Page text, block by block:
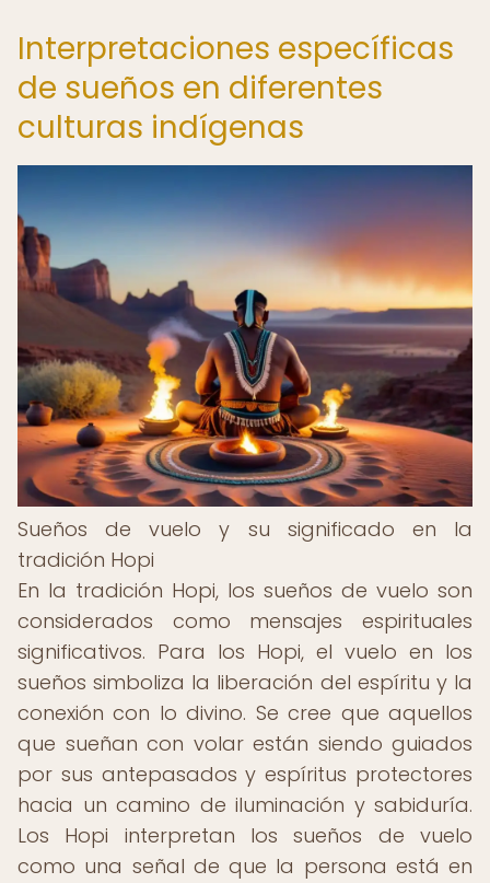
Interpretaciones específicas
de sueños en diferentes
culturas indígenas
Sueños de vuelo y su significado en la
tradición Hopi
En la tradición Hopi, los sueños de vuelo son
considerados como mensajes espirituales
significativos. Para los Hopi, el vuelo en los
sueños simboliza la liberación del espíritu y la
conexión con lo divino. Se cree que aquellos
que sueñan con volar están siendo guiados
por sus antepasados y espíritus protectores
hacia un camino de iluminación y sabiduría.
Los Hopi interpretan los sueños de vuelo
como una señal de que la persona está en